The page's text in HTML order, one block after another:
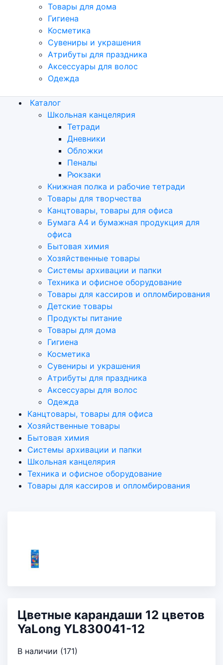
Товары для дома
Гигиена
Косметика
Сувениры и украшения
Атрибуты для праздника
Аксеcсуары для волос
Одежда
Каталог
Школьная канцелярия
Тетради
Дневники
Обложки
Пеналы
Рюкзаки
Книжная полка и рабочие тетради
Товары для творчества
Канцтовары, товары для офиса
Бумага А4 и бумажная продукция для
офиса
Бытовая химия
Хозяйственные товары
Системы архивации и папки
Техника и офисное оборудование
Товары для кассиров и опломбирования
Детские товары
Продукты питание
Товары для дома
Гигиена
Косметика
Сувениры и украшения
Атрибуты для праздника
Аксеcсуары для волос
Одежда
Канцтовары, товары для офиса
Хозяйственные товары
Бытовая химия
Системы архивации и папки
Школьная канцелярия
Техника и офисное оборудование
Товары для кассиров и опломбирования
Цветные карандаши 12 цветов
YaLong YL830041-12
В наличии (171)